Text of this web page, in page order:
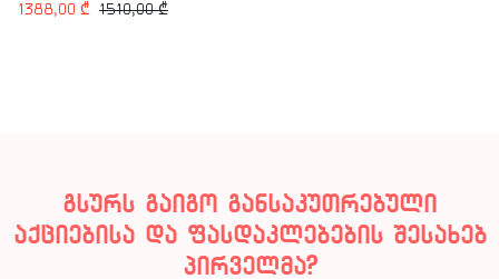
1510,00₾
1388,00 ₾
გსურს გაიგო განსაკუთრებული
აქციებისა და ფასდაკლებების შესახებ
პირველმა?